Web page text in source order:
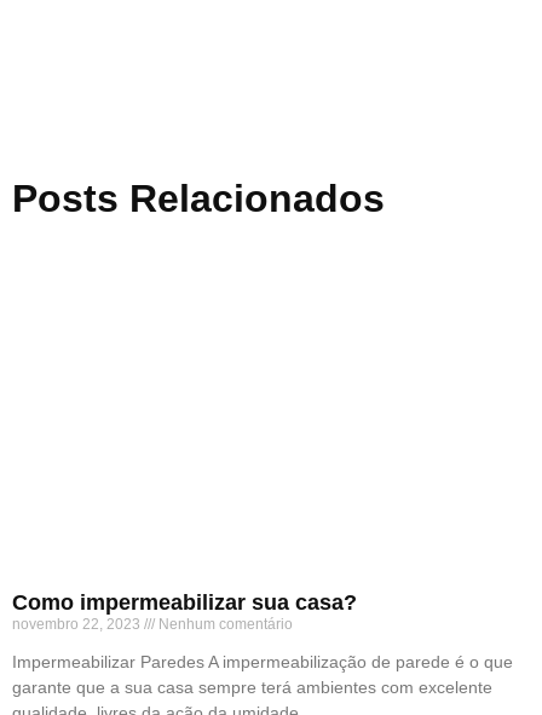
Posts Relacionados
Como impermeabilizar sua casa?
novembro 22, 2023 Nenhum comentário
Impermeabilizar Paredes A impermeabilização de parede é o que
garante que a sua casa sempre terá ambientes com excelente